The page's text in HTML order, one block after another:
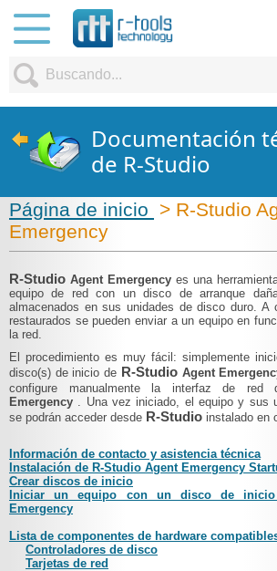
Documentación
de R-Studio
Página de inicio
> R-Studio
Emergency
R-Studio Agent Emergency es una
equipo de red con un disco de arranque
almacenados en sus unidades de disco duro. A
restaurados se pueden enviar a un equipo en
la red.
El procedimiento es muy fácil: simplemente
disco(s) de inicio de R-Studio Agent
configure manualmente la interfaz de red
Emergency . Una vez iniciado, el equipo y sus
se podrán acceder desde R-Studio instalado en
Información de contacto y asistencia técnica
Instalación de R-Studio Agent Emergency
Crear discos de inicio
Iniciar un equipo con un disco de inicio
Emergency
Lista de componentes de hardware
Controladores de disco
Tarjetas de red